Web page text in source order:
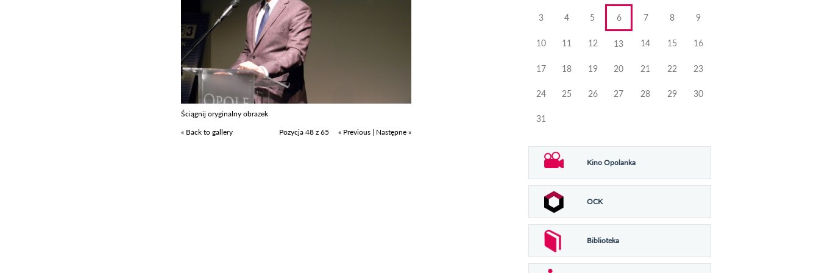
Ściągnij oryginalny obrazek
« Back to gallery
Pozycja 48 z 65 « Previous | Następne »
3 4 5 6 7 8 9
10 11 12 13 14 15 16
17 18 19 20 21 22 23
24 25 26 27 28 29 30
31
Kino Opolanka
OCK
Biblioteka